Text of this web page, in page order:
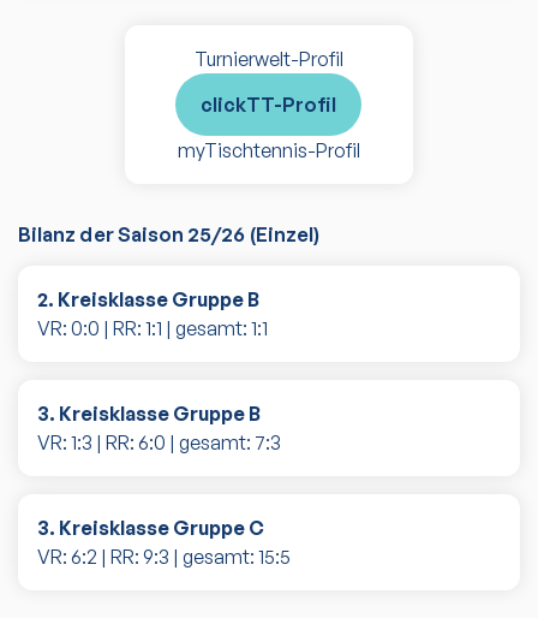
Turnierwelt-Profil
clickTT-Profil
myTischtennis-Profil
Bilanz der Saison 25/26 (Einzel)
2. Kreisklasse Gruppe B
VR: 0:0 | RR: 1:1 | gesamt: 1:1
3. Kreisklasse Gruppe B
VR: 1:3 | RR: 6:0 | gesamt: 7:3
3. Kreisklasse Gruppe C
VR: 6:2 | RR: 9:3 | gesamt: 15:5